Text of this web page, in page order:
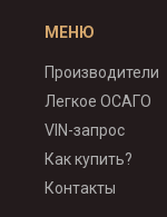
МЕНЮ
Производители
Легкое ОСАГО
VIN-запрос
Как купить?
Контакты